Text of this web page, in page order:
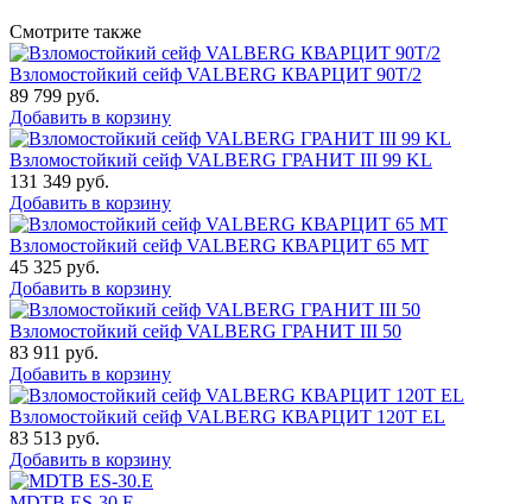
Смотрите также
Взломостойкий сейф VALBERG КВАРЦИТ 90Т/2
89 799 руб.
Добавить в корзину
Взломостойкий сейф VALBERG ГРАНИТ III 99 KL
131 349 руб.
Добавить в корзину
Взломостойкий сейф VALBERG КВАРЦИТ 65 МТ
45 325 руб.
Добавить в корзину
Взломостойкий сейф VALBERG ГРАНИТ III 50
83 911 руб.
Добавить в корзину
Взломостойкий сейф VALBERG КВАРЦИТ 120Т EL
83 513 руб.
Добавить в корзину